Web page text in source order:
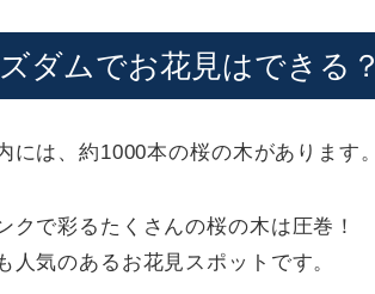
ダムでお花見はできる？
は、約1000本の桜の木があります。
で彩るたくさんの桜の木は圧巻！
気のあるお花見スポットです。